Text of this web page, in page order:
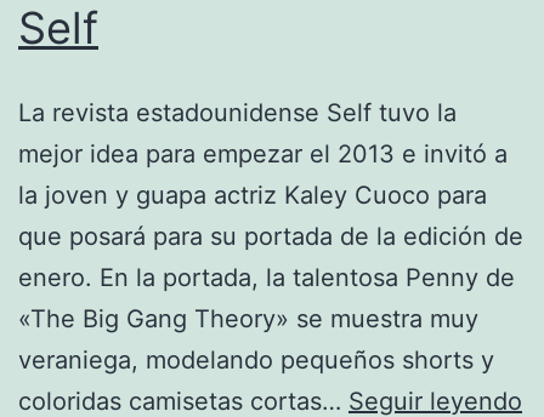
Self
La revista estadounidense Self tuvo la
mejor idea para empezar el 2013 e invitó a
la joven y guapa actriz Kaley Cuoco para
que posará para su portada de la edición de
enero. En la portada, la talentosa Penny de
«The Big Gang Theory» se muestra muy
veraniega, modelando pequeños shorts y
coloridas camisetas cortas… Seguir leyendo